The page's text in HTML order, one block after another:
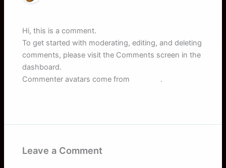
Hi, this is a comment.
To get started with moderating, editing, and deleting
comments, please visit the Comments screen in the
dashboard.
Commenter avatars come from
.
Leave a Comment